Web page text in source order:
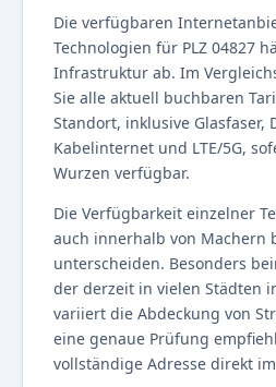
Die verfügbaren
Technologien für PLZ 04827
Infrastruktur ab. Im
Sie alle aktuell buchbaren
Standort, inklusive Glasfaser,
Kabelinternet und LTE/5G,
Wurzen verfügbar.
Die Verfügbarkeit einzelner
auch innerhalb von Machern
unterscheiden. Besonders
der derzeit in vielen Städten
variiert die Abdeckung von
eine genaue Prüfung
vollständige Adresse direkt